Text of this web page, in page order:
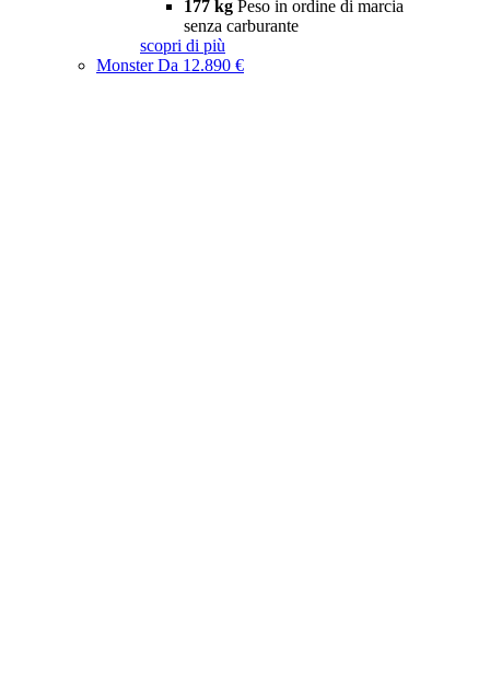
177 kg Peso in ordine di marcia
senza carburante
scopri di più
MonsterDa 12.890 €